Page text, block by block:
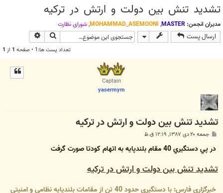
تشديد تنش بين دولت و ارتش در تركيه
مدیران انجمن: MASTER
,
MOHAMMAD_ASEMOONI
,شوراي نظارت
ارسال پست جستجو
تعداد پست ها:1 • صفحه 1 از 1
Captain
yasermym
تشديد تنش بين دولت و ارتش در تركيه
ت
جمعه ۲۰ دی ۱۳۸۷, ۱۲:۱۹ ق.ظ
در پي دستگيري 40 مقام بلندپايه به اتهام كودتا صورت گرفت
تشديد تنش بين دولت و ارتش در تركيه
خبرگزاري فارس: با دستگيري حدود 40 تن از مقامات بلندپايه نظامي و امنيتي